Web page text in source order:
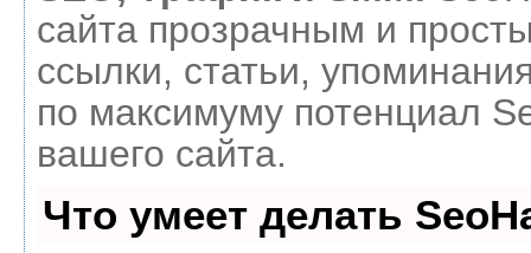
сайта прозрачным и
ссылки, статьи,
по максимуму потенциал
вашего сайта.
Что умеет делать